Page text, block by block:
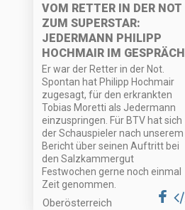
VOM RETTER IN DER NOT
ZUM SUPERSTAR:
JEDERMANN PHILIPP
HOCHMAIR IM GESPRÄCH
Er war der Retter in der Not.
Spontan hat Philipp Hochmair
zugesagt, für den erkrankten
Tobias Moretti als Jedermann
einzuspringen. Für BTV hat sich
der Schauspieler nach unserem
Bericht über seinen Auftritt bei
den Salzkammergut
Festwochen gerne noch einmal
Zeit genommen.
Oberösterreich